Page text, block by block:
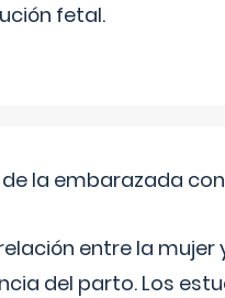
fetal.
la embarazada
entre la mujer
del parto. Los